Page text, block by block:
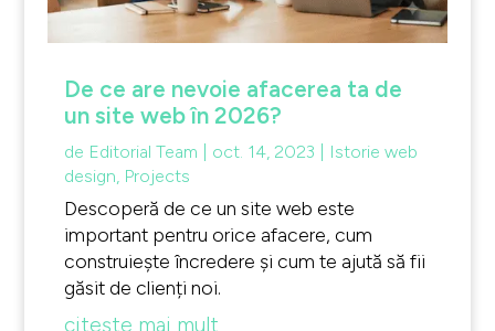
De ce are nevoie afacerea ta de
un site web în 2026?
de Editorial Team oct. 14, 2023
Istorie web
design, Projects
Descoperă de ce un site web este
important pentru orice afacere, cum
construiește încredere și cum te ajută să fii
găsit de clienți noi.
citește mai mult